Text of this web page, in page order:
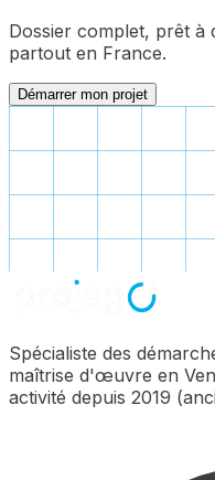
Dossier complet, prêt à
partout en France.
Démarrer mon projet
Spécialiste des
maîtrise d'œuvre en
activité depuis 2019